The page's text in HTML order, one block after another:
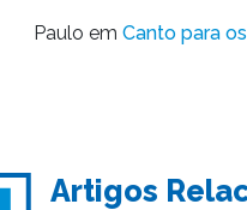
Paulo em Canto para
Artigos